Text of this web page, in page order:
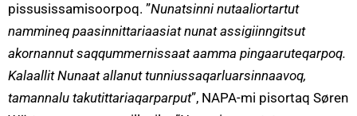
pissusissamisoorpoq. ”Nunatsinni nutaaliortartut
nammineq paasinnittariaasiat nunat assigiinngitsut
akornannut saqqummernissaat aamma pingaaruteqarpoq.
Kalaallit Nunaat allanut tunniussaqarluarsinnaavoq,
tamannalu takutittariaqarparput”, NAPA-mi pisortaq Søren